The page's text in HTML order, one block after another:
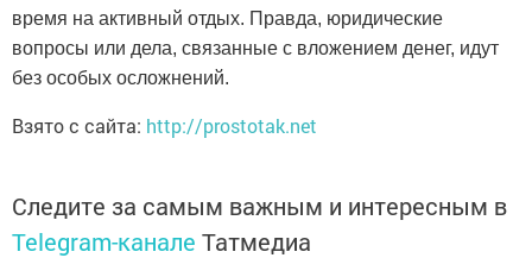
время на активный отдых. Правда, юридические
вопросы или дела, связанные с вложением денег, идут
без особых осложнений.
Взято с сайта: http://prostotak.net
Следите за самым важным и интересным в
Telegram-канале Татмедиа